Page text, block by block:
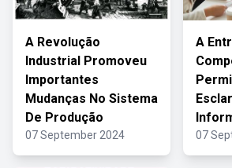
A Revolução
Industrial Promoveu
Importantes
Mudanças No Sistema
De Produção
07 September 2024
A
07